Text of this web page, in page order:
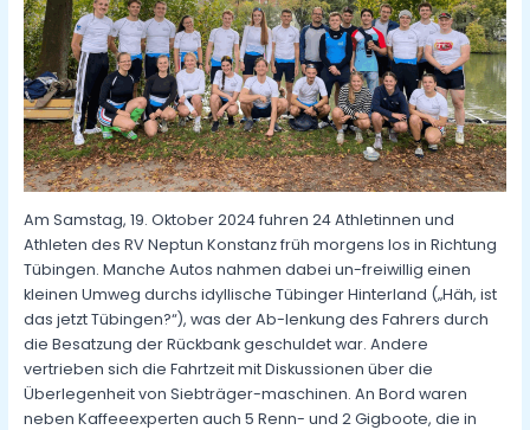
Am Samstag, 19. Oktober 2024 fuhren 24 Athletinnen und
Athleten des RV Neptun Konstanz früh morgens los in Richtung
Tübingen. Manche Autos nahmen dabei un-freiwillig einen
kleinen Umweg durchs idyllische Tübinger Hinterland („Häh, ist
das jetzt Tübingen?“), was der Ab-lenkung des Fahrers durch
die Besatzung der Rückbank geschuldet war. Andere
vertrieben sich die Fahrtzeit mit Diskussionen über die
Überlegenheit von Siebträger-maschinen. An Bord waren
neben Kaffeeexperten auch 5 Renn- und 2 Gigboote, die in